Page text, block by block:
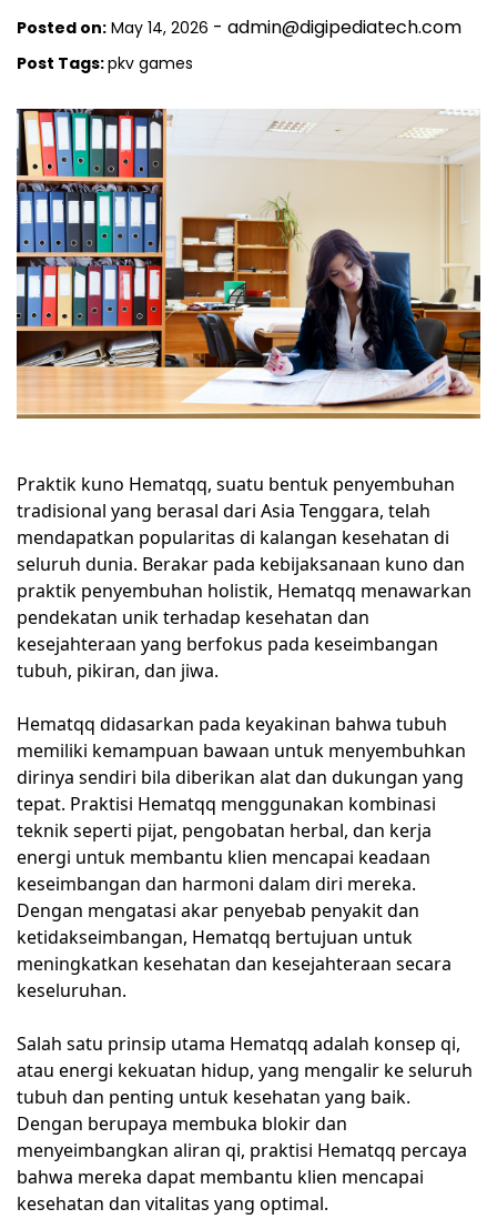
Posted on: May 14, 2026 - admin@digipediatech.com
Post Tags:pkv games
Praktik kuno Hematqq, suatu bentuk penyembuhan
tradisional yang berasal dari Asia Tenggara, telah
mendapatkan popularitas di kalangan kesehatan di
seluruh dunia. Berakar pada kebijaksanaan kuno dan
praktik penyembuhan holistik, Hematqq menawarkan
pendekatan unik terhadap kesehatan dan
kesejahteraan yang berfokus pada keseimbangan
tubuh, pikiran, dan jiwa.
Hematqq didasarkan pada keyakinan bahwa tubuh
memiliki kemampuan bawaan untuk menyembuhkan
dirinya sendiri bila diberikan alat dan dukungan yang
tepat. Praktisi Hematqq menggunakan kombinasi
teknik seperti pijat, pengobatan herbal, dan kerja
energi untuk membantu klien mencapai keadaan
keseimbangan dan harmoni dalam diri mereka.
Dengan mengatasi akar penyebab penyakit dan
ketidakseimbangan, Hematqq bertujuan untuk
meningkatkan kesehatan dan kesejahteraan secara
keseluruhan.
Salah satu prinsip utama Hematqq adalah konsep qi,
atau energi kekuatan hidup, yang mengalir ke seluruh
tubuh dan penting untuk kesehatan yang baik.
Dengan berupaya membuka blokir dan
menyeimbangkan aliran qi, praktisi Hematqq percaya
bahwa mereka dapat membantu klien mencapai
kesehatan dan vitalitas yang optimal.